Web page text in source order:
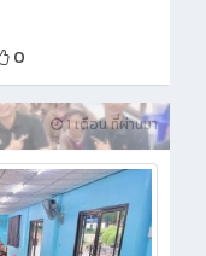
0
1 เดือน ที่ผ่านมา